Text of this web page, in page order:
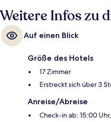
Weitere Infos zu
Auf einen Blick
Größe des Hotels
17 Zimmer
Erstreckt sich über 3
Anreise/Abreise
Check-in ab: 15:00